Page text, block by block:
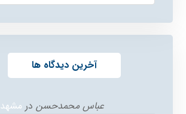
آخرین دیدگاه ها
عباس محمدحسن در مشهد